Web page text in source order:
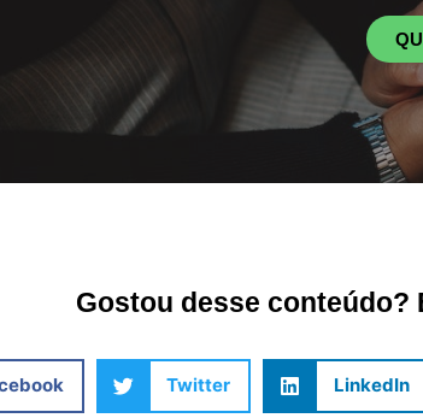
Gostou desse conteúdo?
Twitter LinkedIn